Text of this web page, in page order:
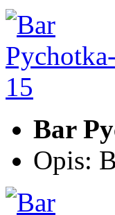
Bar
Opis: